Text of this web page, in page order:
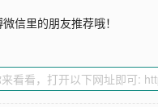
信里的朋友推荐哦！